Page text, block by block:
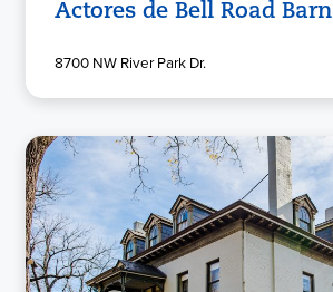
Actores de Bell Road Barn
8700 NW River Park Dr.